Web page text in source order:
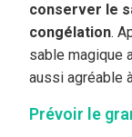
conserver le
congélation.
sable magique
aussi agréable
Prévoir le